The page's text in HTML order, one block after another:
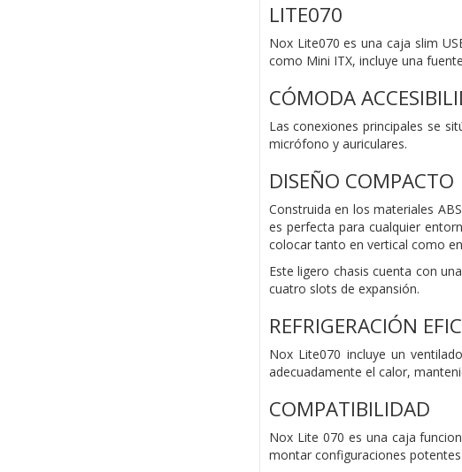
LITE070
Nox Lite070 es una caja slim
como Mini ITX, incluye una
CÓMODA
Las conexiones principales se
micrófono y auriculares.
DISEÑO COMPACTO
Construida en los materiales
es perfecta para cualquier
colocar tanto en vertical como
Este ligero chasis cuenta con
cuatro slots de expansión.
REFRIGERACIÓN
Nox Lite070 incluye un
adecuadamente el calor,
COMPATIBILIDAD
Nox Lite 070 es una caja
montar configuraciones